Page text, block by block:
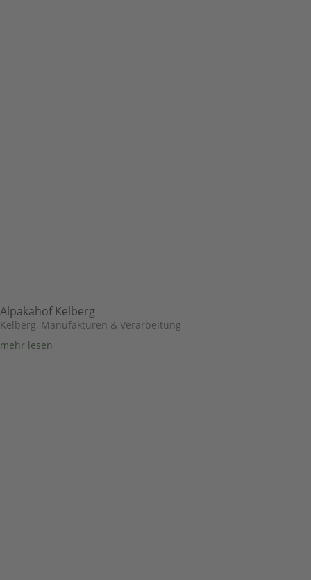
Alpakahof Kelberg
Kelberg, Manufakturen & Verarbeitung
mehr lesen